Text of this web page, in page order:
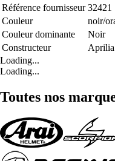
Référence fournisseur 32421
Couleur
noir/
Couleur dominante
Noir
Constructeur
Aprilia
Loading...
Loading...
Toutes nos